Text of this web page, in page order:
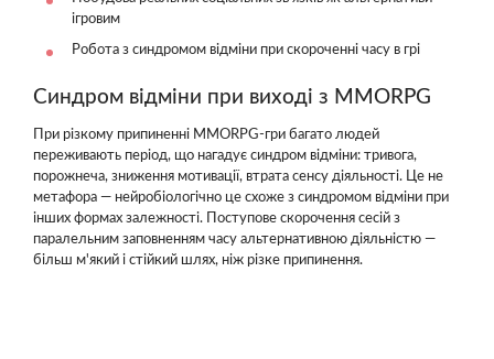
ігровим
Робота з синдромом відміни при скороченні часу в грі
Синдром відміни при виході з MMORPG
При різкому припиненні MMORPG-гри багато людей
переживають період, що нагадує синдром відміни: тривога,
порожнеча, зниження мотивації, втрата сенсу діяльності. Це не
метафора — нейробіологічно це схоже з синдромом відміни при
інших формах залежності. Поступове скорочення сесій з
паралельним заповненням часу альтернативною діяльністю —
більш м'який і стійкий шлях, ніж різке припинення.